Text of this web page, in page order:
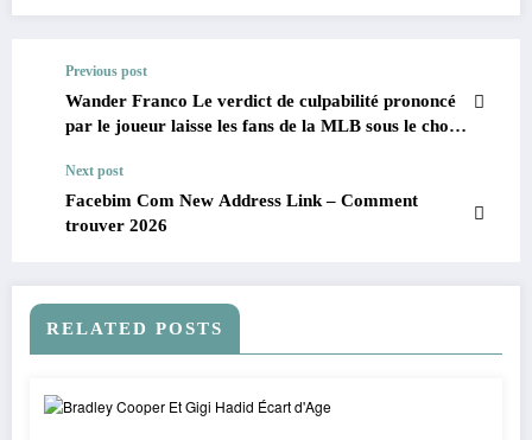
Previous post
Wander Franco Le verdict de culpabilité prononcé
par le joueur laisse les fans de la MLB sous le choc
Next post
Facebim Com New Address Link – Comment
trouver 2026
RELATED POSTS